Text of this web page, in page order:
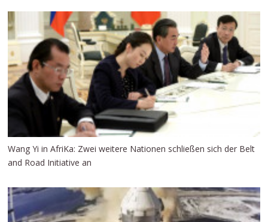
Wang Yi in AfriKa: Zwei weitere Nationen schließen sich der Belt
and Road Initiative an